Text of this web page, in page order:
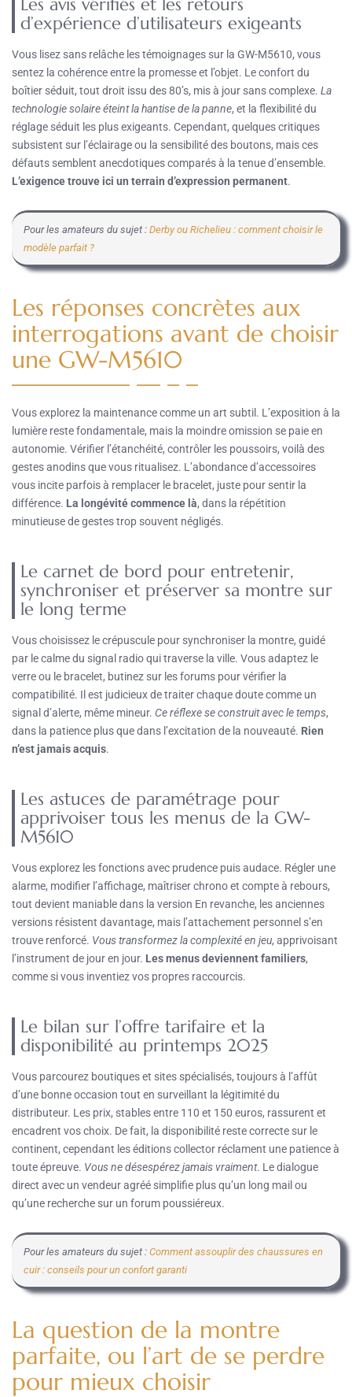
d’expérience d’utilisateurs exigeants
Vous lisez sans relâche les témoignages sur la GW-M5610, vous
sentez la cohérence entre la promesse et l’objet. Le confort du
boîtier séduit, tout droit issu des 80’s, mis à jour sans complexe. La
technologie solaire éteint la hantise de la panne, et la flexibilité du
réglage séduit les plus exigeants. Cependant, quelques critiques
subsistent sur l’éclairage ou la sensibilité des boutons, mais ces
défauts semblent anecdotiques comparés à la tenue d’ensemble.
L’exigence trouve ici un terrain d’expression permanent.
Pour les amateurs du sujet : Derby ou Richelieu : comment choisir le
modèle parfait ?
Les réponses concrètes aux
interrogations avant de choisir
une GW-M5610
Vous explorez la maintenance comme un art subtil. L’exposition à la
lumière reste fondamentale, mais la moindre omission se paie en
autonomie. Vérifier l’étanchéité, contrôler les poussoirs, voilà des
gestes anodins que vous ritualisez. L’abondance d’accessoires
vous incite parfois à remplacer le bracelet, juste pour sentir la
différence. La longévité commence là, dans la répétition
minutieuse de gestes trop souvent négligés.
Le carnet de bord pour entretenir,
synchroniser et préserver sa montre sur
le long terme
Vous choisissez le crépuscule pour synchroniser la montre, guidé
par le calme du signal radio qui traverse la ville. Vous adaptez le
verre ou le bracelet, butinez sur les forums pour vérifier la
compatibilité. Il est judicieux de traiter chaque doute comme un
signal d’alerte, même mineur. Ce réflexe se construit avec le temps,
dans la patience plus que dans l’excitation de la nouveauté. Rien
n’est jamais acquis.
Les astuces de paramétrage pour
apprivoiser tous les menus de la GW-
M5610
Vous explorez les fonctions avec prudence puis audace. Régler une
alarme, modifier l’affichage, maîtriser chrono et compte à rebours,
tout devient maniable dans la version En revanche, les anciennes
versions résistent davantage, mais l’attachement personnel s’en
trouve renforcé. Vous transformez la complexité en jeu, apprivoisant
l’instrument de jour en jour. Les menus deviennent familiers,
comme si vous inventiez vos propres raccourcis.
Le bilan sur l’offre tarifaire et la
disponibilité au printemps 2025
Vous parcourez boutiques et sites spécialisés, toujours à l’affût
d’une bonne occasion tout en surveillant la légitimité du
distributeur. Les prix, stables entre 110 et 150 euros, rassurent et
encadrent vos choix. De fait, la disponibilité reste correcte sur le
continent, cependant les éditions collector réclament une patience à
toute épreuve. Vous ne désespérez jamais vraiment. Le dialogue
direct avec un vendeur agréé simplifie plus qu’un long mail ou
qu’une recherche sur un forum poussiéreux.
Pour les amateurs du sujet : Comment assouplir des chaussures en
cuir : conseils pour un confort garanti
La question de la montre
parfaite, ou l’art de se perdre
pour mieux choisir